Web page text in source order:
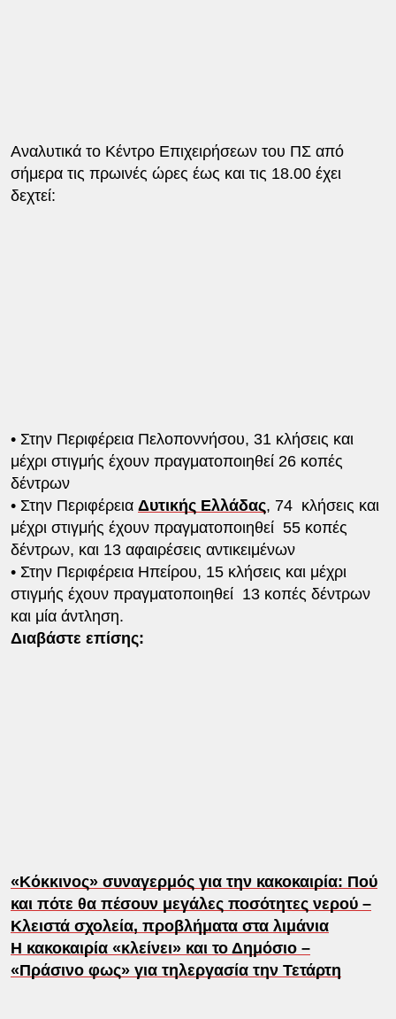
Αναλυτικά το Κέντρο Επιχειρήσεων του ΠΣ από
σήμερα τις πρωινές ώρες έως και τις 18.00 έχει
δεχτεί:
• Στην Περιφέρεια Πελοποννήσου, 31 κλήσεις και
μέχρι στιγμής έχουν πραγματοποιηθεί 26 κοπές
δέντρων
• Στην Περιφέρεια Δυτικής Ελλάδας, 74 κλήσεις και
μέχρι στιγμής έχουν πραγματοποιηθεί 55 κοπές
δέντρων, και 13 αφαιρέσεις αντικειμένων
• Στην Περιφέρεια Ηπείρου, 15 κλήσεις και μέχρι
στιγμής έχουν πραγματοποιηθεί 13 κοπές δέντρων
και μία άντληση.
Διαβάστε επίσης:
«Κόκκινος» συναγερμός για την κακοκαιρία: Πού
και πότε θα πέσουν μεγάλες ποσότητες νερού –
Κλειστά σχολεία, προβλήματα στα λιμάνια
Η κακοκαιρία «κλείνει» και το Δημόσιο –
«Πράσινο φως» για τηλεργασία την Τετάρτη